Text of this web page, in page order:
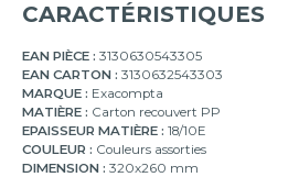
CARACTÉRISTIQUES
EAN PIÈCE : 3130630543305
EAN CARTON : 3130632543303
MARQUE : Exacompta
MATIÈRE : Carton recouvert PP
EPAISSEUR MATIÈRE : 18/10E
COULEUR : Couleurs assorties
DIMENSION : 320x260 mm